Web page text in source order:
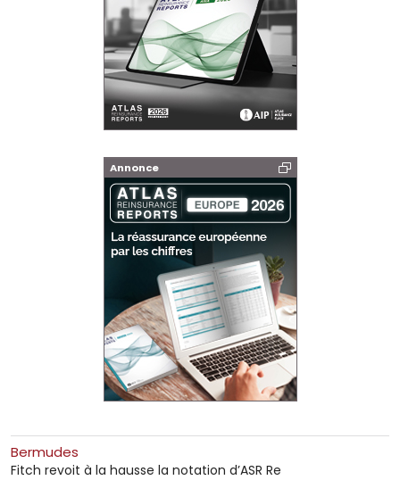
Annonce
Bermudes
Fitch revoit à la hausse la notation d’ASR Re